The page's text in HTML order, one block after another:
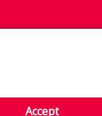
Gizlilik İlkesi
Accept